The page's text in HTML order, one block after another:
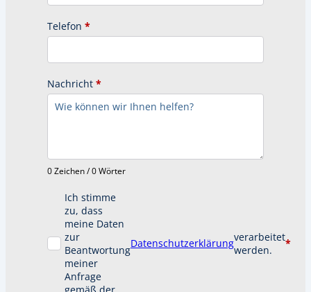
Telefon *
Nachricht *
0 Zeichen / 0 Wörter
Ich stimme
zu, dass
meine Daten
zur
Beantwortung
meiner
Anfrage
Datenschutzerklärungverarbeitet
werden.
*